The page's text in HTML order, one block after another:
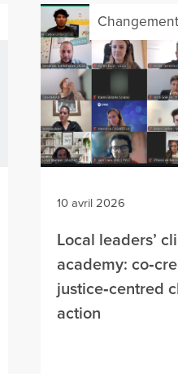
10 avril 2026
Local leaders’
academy:
justice‑centred
action